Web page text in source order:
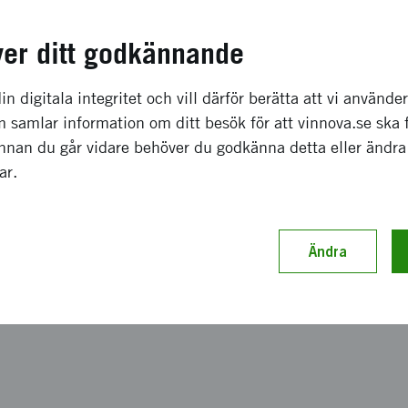
Beatrice Reichel, Totalförsvarets
på landsbygden, ett portabelt kapell för
ditt godkännande
digitala integritet och vill därför berätta att vi
samlar information om ditt besök för att vinnova.se ska
du går vidare behöver du godkänna detta eller
Ändra